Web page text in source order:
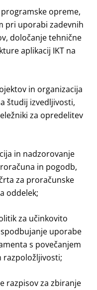
opreme,
pri uporabi zadevnih
določanje tehnične
aplikacij IKT na
in organizacija
študij izvedljivosti,
za opredelitev
in nadzorovanje
in pogodb,
za proračunske
oddelek;
za učinkovito
uporabe
s povečanjem
razpoložljivosti;
razpisov za zbiranje